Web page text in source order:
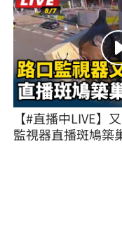
【#直播中LIVE】
監視器直播斑鳩築